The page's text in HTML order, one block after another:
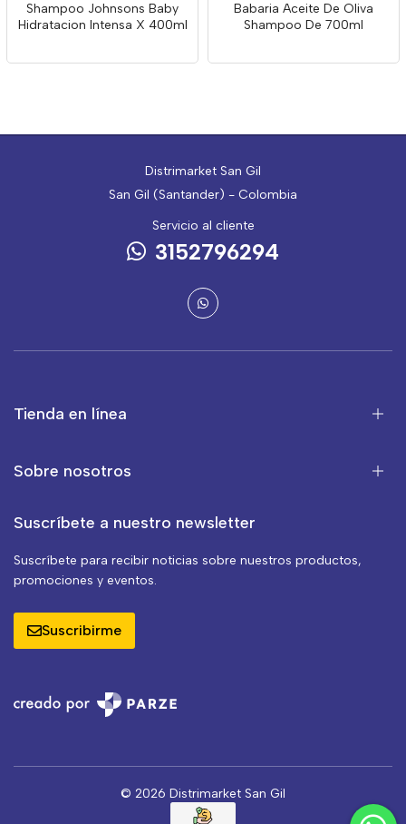
Shampoo Johnsons Baby
Hidratacion Intensa X 400ml
Babaria Aceite De Oliva
Shampoo De 700ml
Distrimarket San Gil
San Gil (Santander) - Colombia
Servicio al cliente
3152796294
Tienda en línea
Sobre nosotros
Suscríbete a nuestro newsletter
Suscríbete para recibir noticias sobre nuestros productos,
promociones y eventos.
Suscribirme
© 2026 Distrimarket San Gil